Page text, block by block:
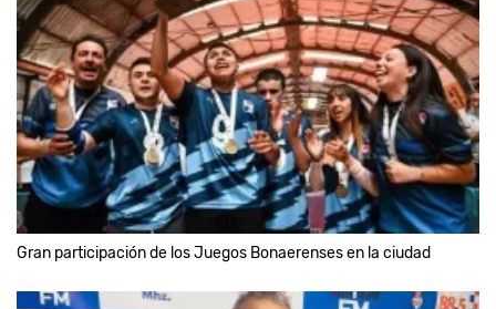
Gran participación de los Juegos Bonaerenses en la ciudad